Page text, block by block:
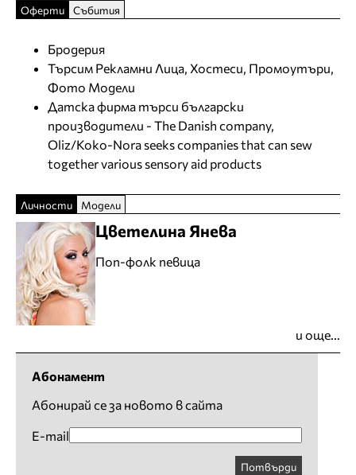
Оферти Събития
Бродерия
Търсим Рекламни Лица, Хостеси, Промоутъри,
Фото Модели
Датска фирма търси български
производители - The Danish company,
Oliz/Koko-Nora seeks companies that can sew
together various sensory aid products
Личности Модели
Цветелина Янева
Поп-фолк певица
и още...
Абонамент
Абонирай се за новото в сайта
E-mail
Потвърди